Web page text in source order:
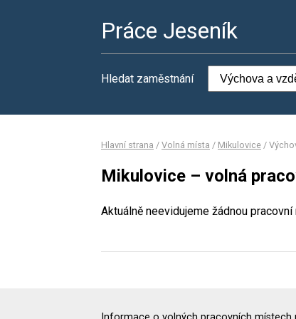
Práce Jeseník
Hledat zaměstnání
Hlavní strana / Volná místa / Mikulovice /
Mikulovice – volná
Aktuálně neevidujeme žádnou pracovní